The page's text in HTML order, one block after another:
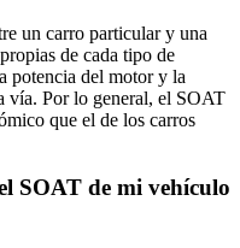
un carro particular y una
de cada tipo de
potencia del motor y la
vía. Por lo general, el SOAT
que el de los carros
SOAT de mi vehículo